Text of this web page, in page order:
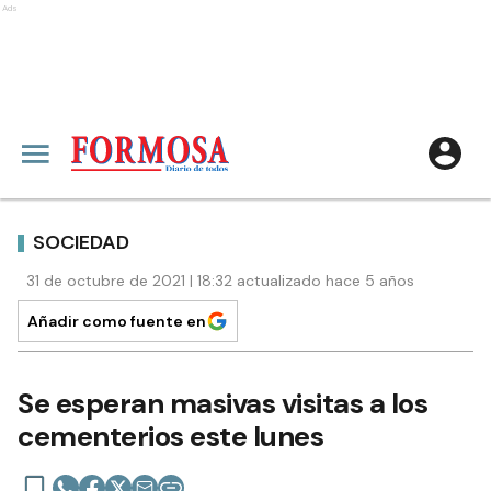
Ads
SOCIEDAD
31 de octubre de 2021 | 18:32 actualizado hace 5 años
Añadir como fuente en
Se esperan masivas visitas a los
cementerios este lunes